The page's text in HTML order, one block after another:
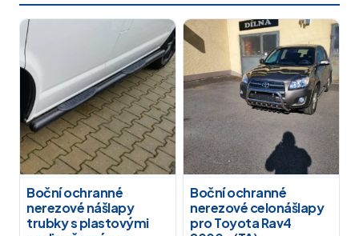
Boční ochranné
nerezové nášlapy
trubky s plastovými
Boční ochranné
nerezové celonášlapy
pro Toyota Rav4